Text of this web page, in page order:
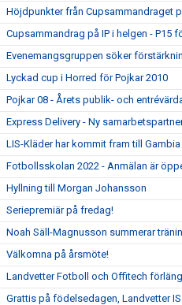
Höjdpunkter från Cupsammandraget
Cupsammandrag på IP i helgen - P15
Evenemangsgruppen söker
Lyckad cup i Horred för Pojkar 2010
Pojkar 08 - Årets publik- och
Express Delivery - Ny
LIS-Kläder har kommit fram till Gambia
Fotbollsskolan 2022 - Anmälan är
Hyllning till Morgan Johansson
Seriepremiär på fredag!
Noah Säll-Magnusson summerar
Välkomna på årsmöte!
Landvetter Fotboll och Offitech
Grattis på födelsedagen, Landvetter IS